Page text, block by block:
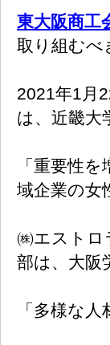
東大阪商工
取り組むべ
2021年1月
は、近畿
「重要性
域企業の女
㈱エストロ
部は、大阪
「多様な